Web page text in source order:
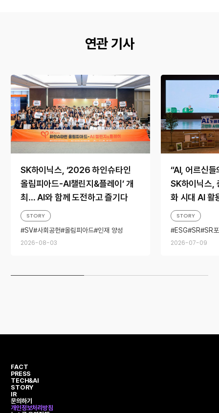
연관 기사
SK하이닉스, ‘2026 하인슈타인
올림피아드-AI챌린지&플레이’ 개
최… AI와 함께 도전하고 즐기다
2026-08-03
STORY
SV 사회공헌 올림피아드 인재 양성
“AI, 어르신
SK하이닉스,
화 시대 AI 활
2026-07-09
STORY
ESG SR SR
FACT
PRESS
TECH&AI
STORY
IR
문의하기
개인정보처리방침